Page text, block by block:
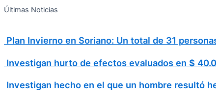
Ir
Últimas Noticias
Plan Invierno en Soriano: Un total de 31
Investigan hurto de efectos evaluados en $
Investigan hecho en el que un hombre resultó
Search